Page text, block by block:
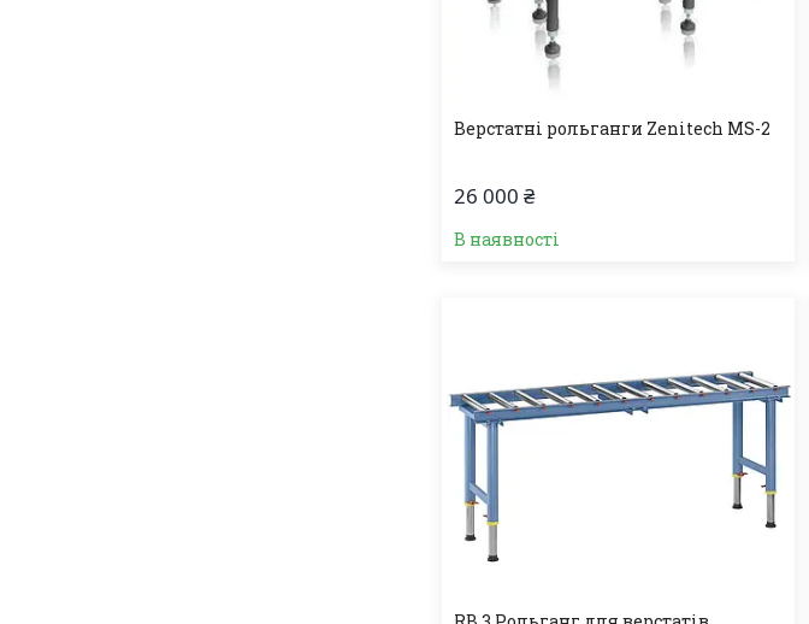
Верстатні рольганги Zenitech MS-2
26 000 ₴
В наявності